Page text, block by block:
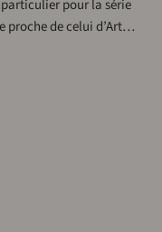
pour la série
proche de celui d’Art…